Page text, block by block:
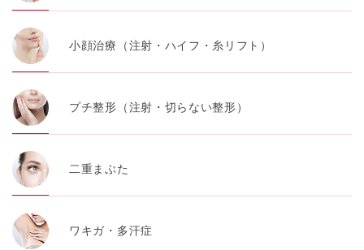
小顔治療（注射・ハイフ・糸リフト）
プチ整形（注射・切らない整形）
二重まぶた
ワキガ・多汗症